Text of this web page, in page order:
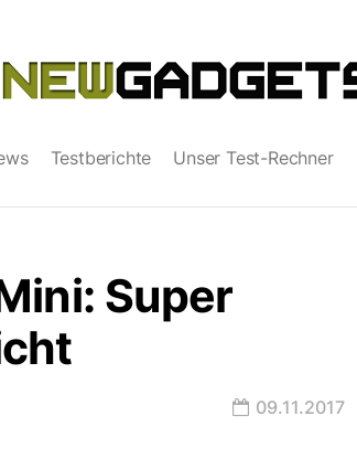
Testberichte Unser Test-Rechner
Super
09.11.2017